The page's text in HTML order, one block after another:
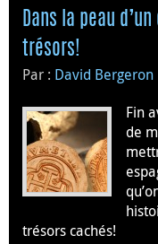
Dans la peau
trésors!
Par : David Bergeron
Fin
de
trésors cachés!